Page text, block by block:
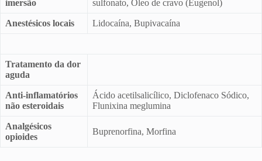
imersão sulfonato, Óleo de cravo (Eugenol)
Anestésicos locais Lidocaína, Bupivacaína
Tratamento da dor
aguda
Anti-inflamatórios
não esteroidais
Ácido acetilsalicílico, Diclofenaco Sódico,
Flunixina meglumina
Analgésicos
opioides
Buprenorfina, Morfina